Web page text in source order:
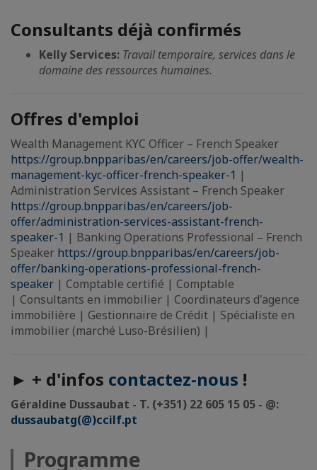
Consultants déjà confirmés
Kelly Services: Travail temporaire, services dans le
domaine des ressources humaines.
Offres d'emploi
Wealth Management KYC Officer – French Speaker
https://group.bnpparibas/en/careers/job-offer/wealth-
management-kyc-officer-french-speaker-1 |
Administration Services Assistant – French Speaker
https://group.bnpparibas/en/careers/job-
offer/administration-services-assistant-french-
speaker-1 | Banking Operations Professional – French
Speaker https://group.bnpparibas/en/careers/job-
offer/banking-operations-professional-french-
speaker | Comptable certifié | Comptable
| Consultants en immobilier | Coordinateurs d'agence
immobilière | Gestionnaire de Crédit | Spécialiste en
immobilier (marché Luso-Brésilien) |
► + d'infos contactez-nous !
Géraldine Dussaubat - T. (+351) 22 605 15 05 - @:
dussaubatg(@)ccilf.pt
Programme